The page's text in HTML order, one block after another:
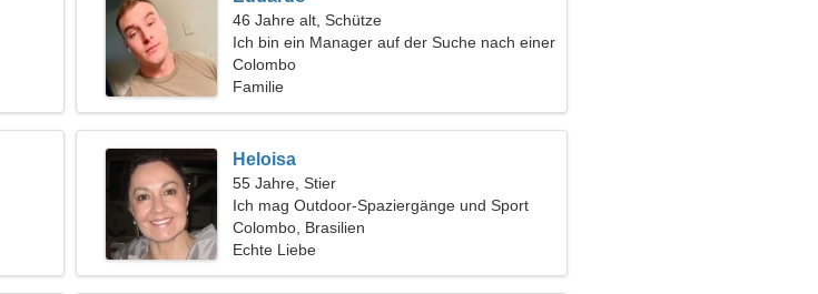
46 Jahre alt, Schütze
Ich bin ein Manager auf der Suche nach einer
aufrichtigen Frau
Colombo
Familie
Heloisa
55 Jahre, Stier
Ich mag Outdoor-Spaziergänge und Sport
Colombo, Brasilien
Echte Liebe